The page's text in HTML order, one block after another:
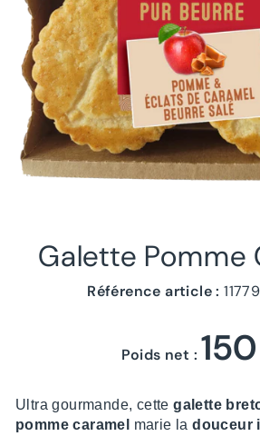
Galette Pomme
Référence article :
Poids net :
Ultra gourmande, cettegalette
pomme caramel
marie ladouceur